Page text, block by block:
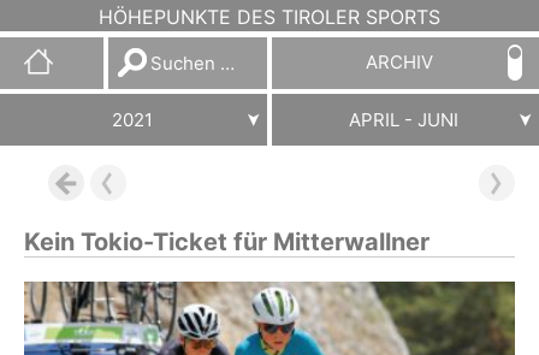
HÖHEPUNKTE DES TIROLER SPORTS
Suchen
nach:
ARCHIV
2021 APRIL - JUNI
Kein Tokio-Ticket für Mitterwallner